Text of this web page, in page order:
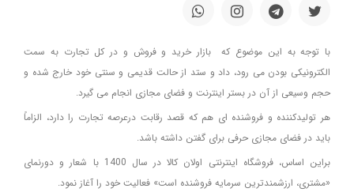
با توجه به این موضوع که بازار خرید و فروش و در کل تجارت به سمت
الکترونیکی بودن می رود، داد و ستد از حالت قدیمی و سنتی خود خارج شده و
حجم وسیعی از آن در بستر اینترنت و فضای مجازی انجام می گیرد.
هر تولیدکننده و فروشنده ای هم که قصد رقابت درعرصه تجارت را دارد، الزاماً
باید در فضای مجازی حرفی برای گفتن داشته باشد.
براین اساس، فروشگاه اینترنتی اولان کالا در سال 1400 با شعار و دورنمای
«مشتری، ارزشمندترین سرمایه فروشنده است» فعالیت خود را آغاز نمود.